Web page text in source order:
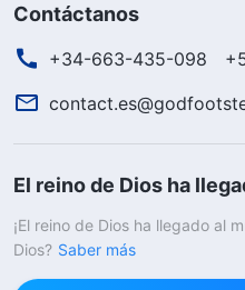
Contáctanos
+34-663-435-098
El reino de Dios ha
¡El reino de Dios ha llegado al
Dios? Saber más